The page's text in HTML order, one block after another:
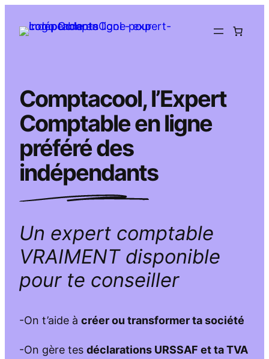
Comptacool, l’Expert
Comptable en ligne
préféré des
indépendants
Un expert comptable
VRAIMENT disponible
pour te conseiller
-On t’aide à créer ou transformer ta société
-On gère tes déclarations URSSAF et ta TVA